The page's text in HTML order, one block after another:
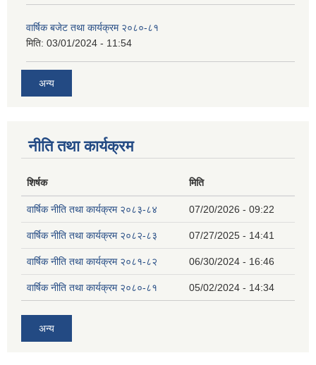
वार्षिक बजेट तथा कार्यक्रम २०८०-८१
मिति: 03/01/2024 - 11:54
अन्य
नीति तथा कार्यक्रम
शिर्षक मिति
वार्षिक नीति तथा कार्यक्रम २०८३-८४ 07/20/2026 - 09:22
वार्षिक नीति तथा कार्यक्रम २०८२-८३ 07/27/2025 - 14:41
वार्षिक नीति तथा कार्यक्रम २०८१-८२ 06/30/2024 - 16:46
वार्षिक नीति तथा कार्यक्रम २०८०-८१ 05/02/2024 - 14:34
अन्य